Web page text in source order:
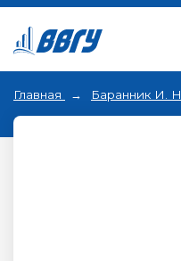
Главная Баранник И. Н.